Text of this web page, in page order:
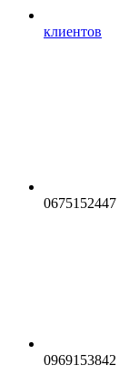
клиентов
0675152447
0969153842